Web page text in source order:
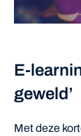
E-
geweld’
Met deze